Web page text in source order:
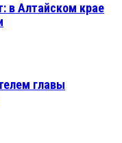
в Алтайском крае
главы